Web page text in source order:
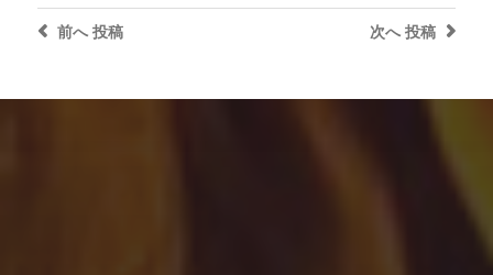
次へ 投稿
前へ投稿